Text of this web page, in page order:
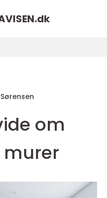
dk
om